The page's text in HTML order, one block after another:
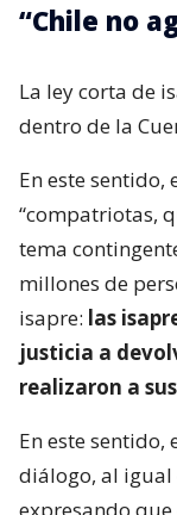
“Chile no
La ley corta de
dentro de la
En este sentido,
“compatriotas,
tema
millones de
isapre: las
justicia a
realizaron a
En este
diálogo, al igual
expresando